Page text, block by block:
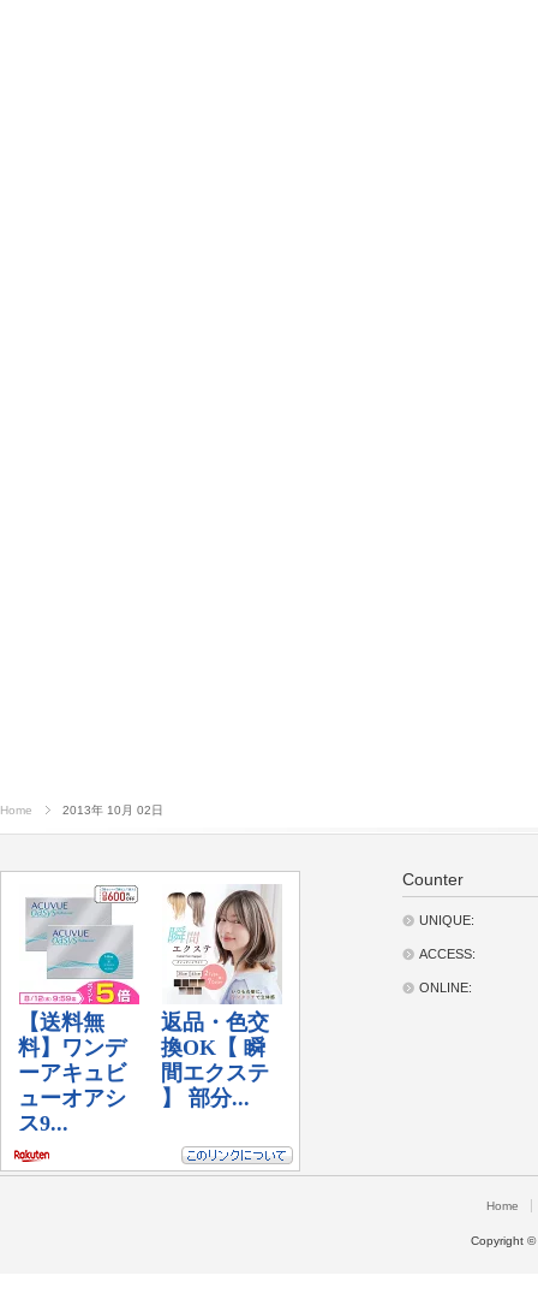
Home 2013年 10月 02日
Counter
UNIQUE:
ACCESS:
ONLINE:
Home
Copyright